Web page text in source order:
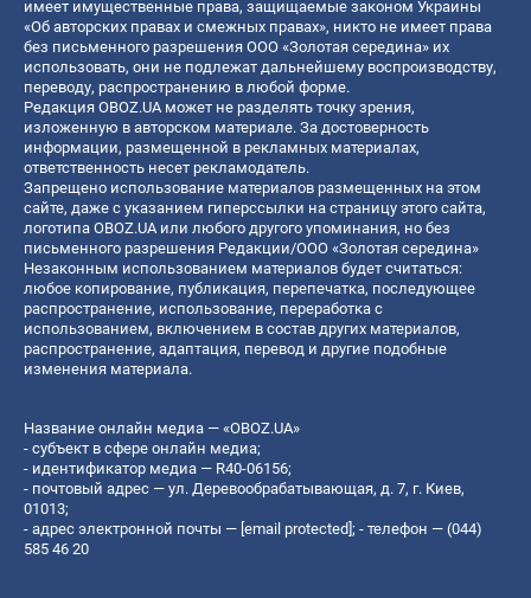
имеет имущественные права, защищаемые законом Украины
«Об авторских правах и смежных правах», никто не имеет права
без письменного разрешения ООО «Золотая середина» их
использовать, они не подлежат дальнейшему воспроизводству,
переводу, распространению в любой форме.
Редакция OBOZ.UA может не разделять точку зрения,
изложенную в авторском материале. За достоверность
информации, размещенной в рекламных материалах,
ответственность несет рекламодатель.
Запрещено использование материалов размещенных на этом
сайте, даже с указанием гиперссылки на страницу этого сайта,
логотипа OBOZ.UA или любого другого упоминания, но без
письменного разрешения Редакции/ООО «Золотая середина»
Незаконным использованием материалов будет считаться:
любое копирование, публикация, перепечатка, последующее
распространение, использование, переработка с
использованием, включением в состав других материалов,
распространение, адаптация, перевод и другие подобные
изменения материала.
Название онлайн медиа — «OBOZ.UA»
- субъект в сфере онлайн медиа;
- идентификатор медиа — R40-06156;
- почтовый адрес — ул. Деревообрабатывающая, д. 7, г. Киев,
01013;
- адрес электронной почты — [email protected] ; - телефон — (044)
585 46 20